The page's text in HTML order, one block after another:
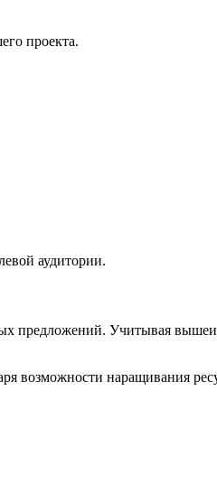
проекта.
аудитории.
предложений. Учитывая
возможности наращивания